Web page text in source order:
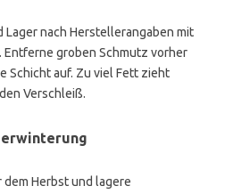
Lager nach Herstellerangaben mit
Entferne groben Schmutz vorher
Schicht auf. Zu viel Fett zieht
Verschleiß.
Herbst und lagere